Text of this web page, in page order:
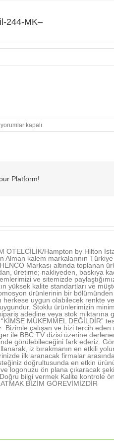
244-MK–
STABILO-
yorumlar kapalı
Platform!
OTELCİLİK/Hampton by Hilton
Alman kalem markalarının
Markası altında toplanan
üretime; nakliyeden, baskıya
ve sitemizde
yüksek kalite standartları ve
ürünlerinin bir
uygun olabilecek renkte
Stoklu ürünlerimizin
adedine veya stok miktarına
MÜKEMMEL DEĞİLDİR”
Bizimle çalışan ve bizi tercih
ile BBC TV dizisi üzerine
görülebileceğini fark ederiz.
iz bırakmanın en etkili
ilk aranacak firmalar
doğrultusunda en etkin
logonuzu ön plana çıkaracak
bilgi vermek Kalite kontrole
BİZİM GÖREVİMİZDİR